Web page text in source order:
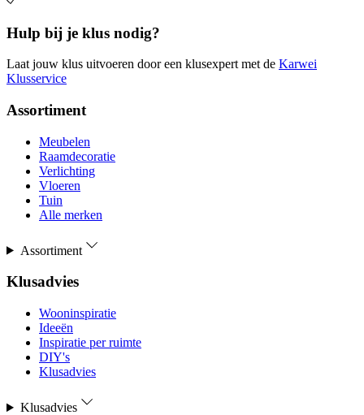
Hulp bij je klus nodig?
Laat jouw klus uitvoeren door een klusexpert met de Karwei
Klusservice
Assortiment
Meubelen
Raamdecoratie
Verlichting
Vloeren
Tuin
Alle merken
Assortiment
Klusadvies
Wooninspiratie
Ideeën
Inspiratie per ruimte
DIY's
Klusadvies
Klusadvies